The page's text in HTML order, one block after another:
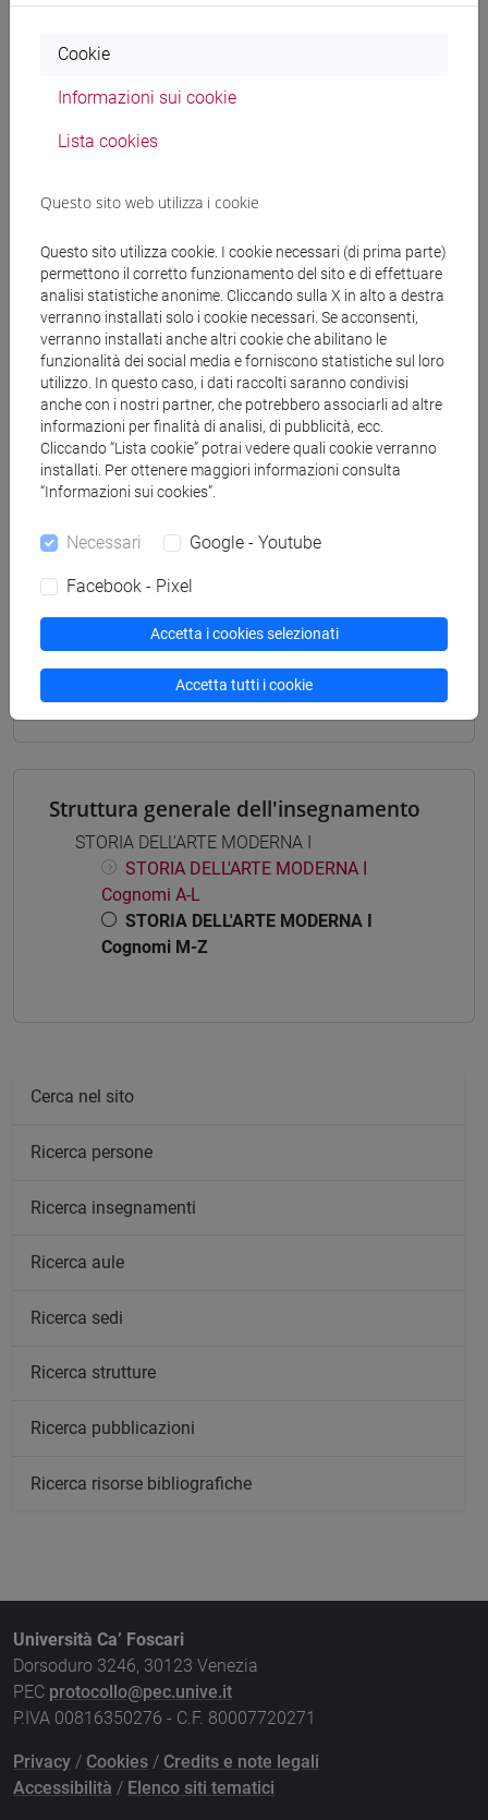
Materiali didattici
Materiali su Moodle
Corsi di studio e percorsi
[FT1] CONSERVAZIONE E GESTIONE DEI BENI
E DELLE ATTIVITÀ CULTURALI - Laurea
/ storia dell'arte
[FT3] LETTERE - Laurea
scienze del testo letterario e della comunicazione
[FT5] STORIA - Laurea
archivistico bibliotecario
Mutua da
STORIA DELL'ARTE MODERNA I [FT0236]
Struttura generale dell'insegnamento
STORIA DELL'ARTE MODERNA I
STORIA DELL'ARTE MODERNA I
Cognomi A-L
STORIA DELL'ARTE MODERNA I
Cognomi M-Z
Cerca nel sito
Ricerca persone
Ricerca insegnamenti
Ricerca aule
Ricerca sedi
Ricerca strutture
Ricerca pubblicazioni
Ricerca risorse bibliografiche
Università Ca’ Foscari
Dorsoduro 3246, 30123 Venezia
PEC protocollo@pec.unive.it
P.IVA 00816350276 - C.F. 80007720271
Privacy / Cookies / Credits e note legali
Accessibilità / Elenco siti tematici
Cookie
Informazioni sui cookie
Lista cookies
Questo sito web utilizza i cookie
Questo sito utilizza cookie. I cookie necessari (di prima parte)
permettono il corretto funzionamento del sito e di effettuare
analisi statistiche anonime. Cliccando sulla X in alto a destra
verranno installati solo i cookie necessari. Se acconsenti,
verranno installati anche altri cookie che abilitano le
funzionalità dei social media e forniscono statistiche sul loro
utilizzo. In questo caso, i dati raccolti saranno condivisi
anche con i nostri partner, che potrebbero associarli ad altre
informazioni per finalità di analisi, di pubblicità, ecc.
Cliccando “Lista cookie” potrai vedere quali cookie verranno
installati. Per ottenere maggiori informazioni consulta
“Informazioni sui cookies”.
Necessari Google - Youtube
Facebook - Pixel
Accetta i cookies selezionati
Accetta tutti i cookie